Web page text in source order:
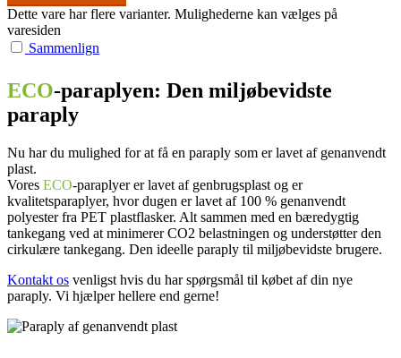
Dette vare har flere varianter. Mulighederne kan vælges på
varesiden
Sammenlign
ECO-paraplyen: Den miljøbevidste
paraply
Nu har du mulighed for at få en paraply som er lavet af genanvendt
plast.
Vores ECO-paraplyerer lavet af genbrugsplast og er
kvalitetsparaplyer, hvor dugen er lavet af 100 % genanvendt
polyester fra PET plastflasker. Alt sammen med en bæredygtig
tankegang ved at minimerer CO2 belastningen og understøtter den
cirkulære tankegang. Den ideelle paraply til miljøbevidste brugere.
Kontakt os venligst hvis du har spørgsmål til købet af din nye
paraply. Vi hjælper hellere end gerne!